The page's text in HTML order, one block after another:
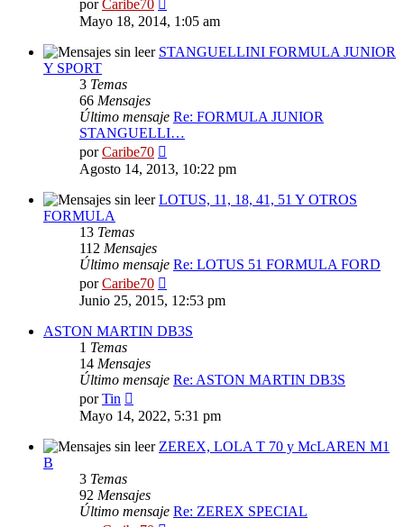
porCaribe70
último
Mayo 18, 2014, 1:05 am
STANGUELLINI FORMULA JUNIOR
Y SPORT
3 Temas
66 Mensajes
Último mensaje Re: FORMULA JUNIOR
STANGUELLI…
porCaribe70
último
Agosto 14, 2013, 10:22 pm
LOTUS, 11, 18, 41, 51 Y OTROS
FORMULA
13 Temas
112 Mensajes
Último mensaje Re: LOTUS 51 FORMULA FORD
porCaribe70
último
mensaje
Junio 25, 2015, 12:53 pm
ASTON MARTIN DB3S
1 Temas
14 Mensajes
Último mensaje Re: ASTON MARTIN DB3S
porTin
último
Mayo 14, 2022, 5:31 pm
ZEREX, LOLA T 70 y McLAREN M1
B
3 Temas
92 Mensajes
Último mensaje Re: ZEREX SPECIAL